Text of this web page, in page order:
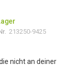
213250-9425
nicht an deiner